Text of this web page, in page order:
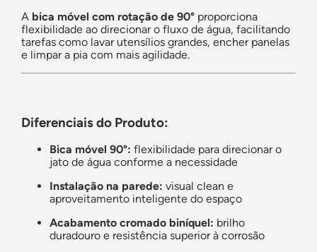
A bica móvel com rotação de 90° proporciona
flexibilidade ao direcionar o fluxo de água, facilitando
tarefas como lavar utensílios grandes, encher panelas
e limpar a pia com mais agilidade.
Diferenciais do Produto:
Bica móvel 90°: flexibilidade para direcionar o
jato de água conforme a necessidade
Instalação na parede: visual clean e
aproveitamento inteligente do espaço
Acabamento cromado biníquel: brilho
duradouro e resistência superior à corrosão